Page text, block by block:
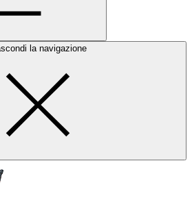
la navigazione